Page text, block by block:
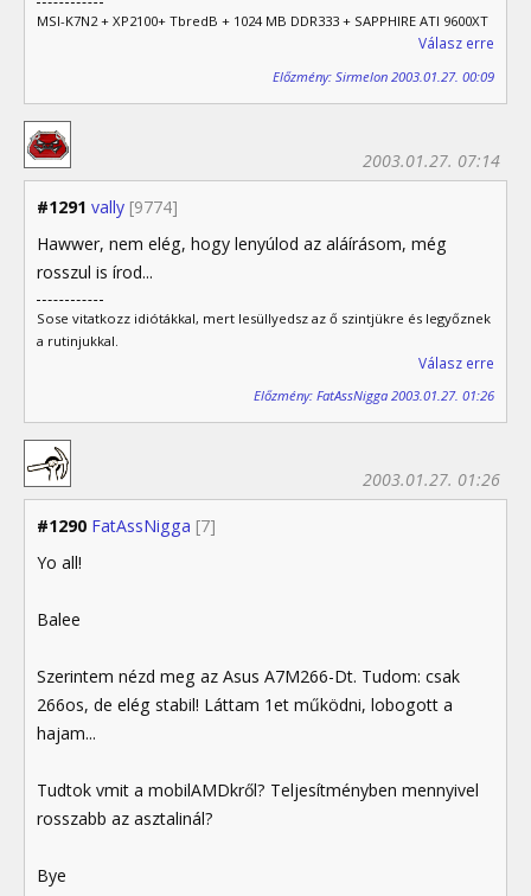
MSI-K7N2 + XP2100+ TbredB + 1024 MB DDR333 + SAPPHIRE ATI 9600XT
Válasz erre
Előzmény: Sirmelon 2003.01.27. 00:09
#1291 vally [9774]
2003.01.27. 07:14
Hawwer, nem elég, hogy lenyúlod az aláírásom, még
rosszul is írod...
Sose vitatkozz idiótákkal, mert lesüllyedsz az ő szintjükre és legyőznek
a rutinjukkal.
Válasz erre
Előzmény: FatAssNigga 2003.01.27. 01:26
#1290 FatAssNigga [7]
2003.01.27. 01:26
Yo all!
Balee
Szerintem nézd meg az Asus A7M266-Dt. Tudom: csak
266os, de elég stabil! Láttam 1et működni, lobogott a
hajam...
Tudtok vmit a mobilAMDkről? Teljesítményben mennyivel
rosszabb az asztalinál?
Bye